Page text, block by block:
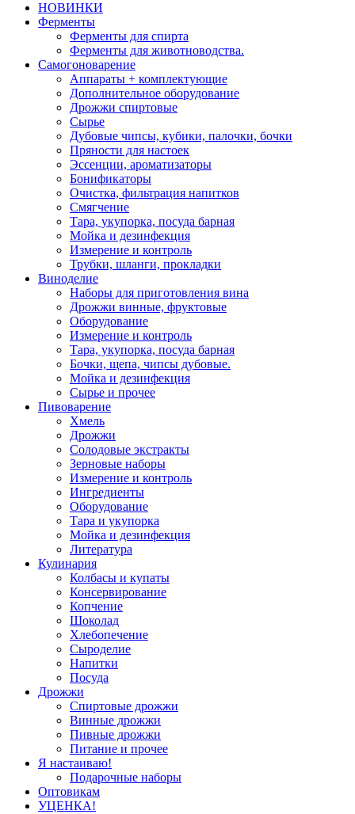
НОВИНКИ
Ферменты
Ферменты для спирта
Ферменты для животноводства.
Самогоноварение
Аппараты + комплектующие
Дополнительное оборудование
Дрожжи спиртовые
Сырье
Дубовые чипсы, кубики, палочки, бочки
Пряности для настоек
Эссенции, ароматизаторы
Бонификаторы
Очистка, фильтрация напитков
Смягчение
Тара, укупорка, посуда барная
Мойка и дезинфекция
Измерение и контроль
Трубки, шланги, прокладки
Виноделие
Наборы для приготовления вина
Дрожжи винные, фруктовые
Оборудование
Измерение и контроль
Тара, укупорка, посуда барная
Бочки, щепа, чипсы дубовые.
Мойка и дезинфекция
Сырье и прочее
Пивоварение
Хмель
Дрожжи
Солодовые экстракты
Зерновые наборы
Измерение и контроль
Ингредиенты
Оборудование
Тара и укупорка
Мойка и дезинфекция
Литература
Кулинария
Колбасы и купаты
Консервирование
Копчение
Шоколад
Хлебопечение
Сыроделие
Напитки
Посуда
Дрожжи
Спиртовые дрожжи
Винные дрожжи
Пивные дрожжи
Питание и прочее
Я настаиваю!
Подарочные наборы
Оптовикам
УЦЕНКА!